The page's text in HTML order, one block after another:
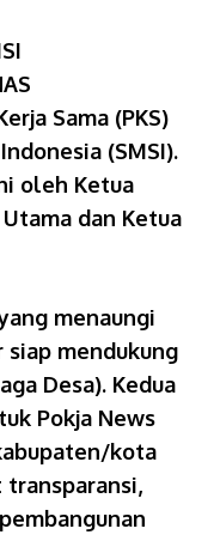
Sama (PKS)
(SMSI).
oleh Ketua
Utama dan Ketua
menaungi
siap mendukung
Desa). Kedua
Pokja News
kota
transparansi,